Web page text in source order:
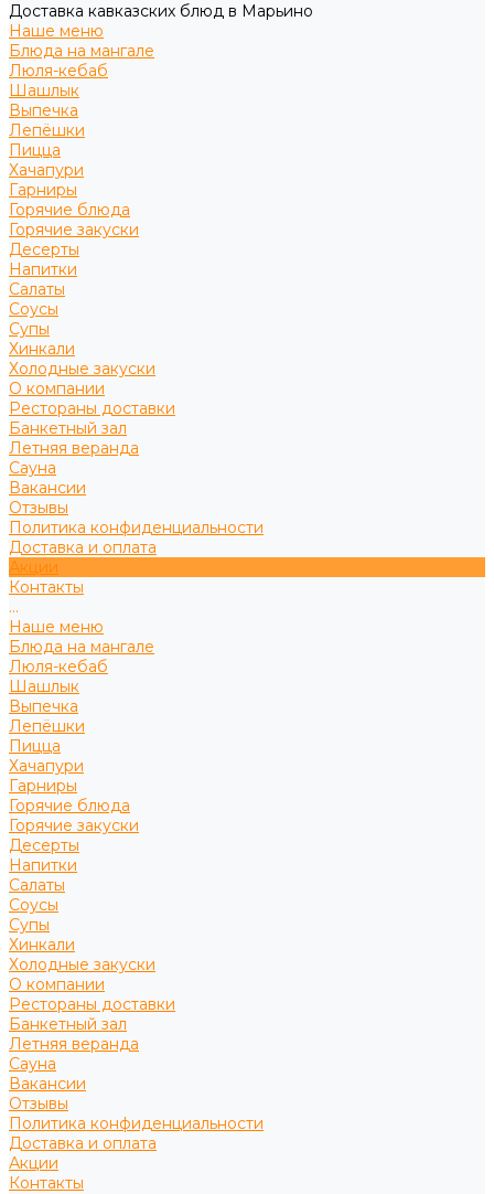
Доставка кавказских блюд в Марьино
Наше меню
Блюда на мангале
Люля-кебаб
Шашлык
Выпечка
Лепёшки
Пицца
Хачапури
Гарниры
Горячие блюда
Горячие закуски
Десерты
Напитки
Салаты
Соусы
Супы
Хинкали
Холодные закуски
О компании
Рестораны доставки
Банкетный зал
Летняя веранда
Сауна
Вакансии
Отзывы
Политика конфиденциальности
Доставка и оплата
Акции
Контакты
...
Наше меню
Блюда на мангале
Люля-кебаб
Шашлык
Выпечка
Лепёшки
Пицца
Хачапури
Гарниры
Горячие блюда
Горячие закуски
Десерты
Напитки
Салаты
Соусы
Супы
Хинкали
Холодные закуски
О компании
Рестораны доставки
Банкетный зал
Летняя веранда
Сауна
Вакансии
Отзывы
Политика конфиденциальности
Доставка и оплата
Акции
Контакты